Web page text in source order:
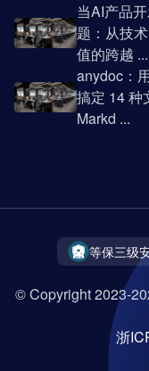
当AI产品
题：从技
值的跨越 ...
anydoc：
搞定 14 种
Markd ...
等保三级
© Copyright 2023-
浙